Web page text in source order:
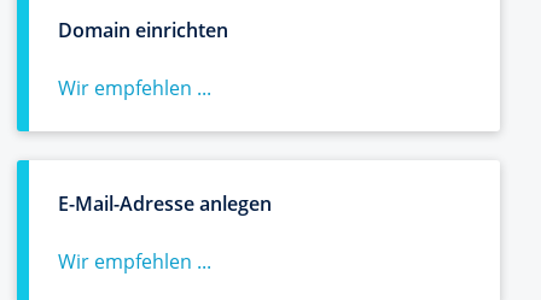
Domain einrichten
Wir empfehlen ...
E-Mail-Adresse anlegen
Wir empfehlen ...